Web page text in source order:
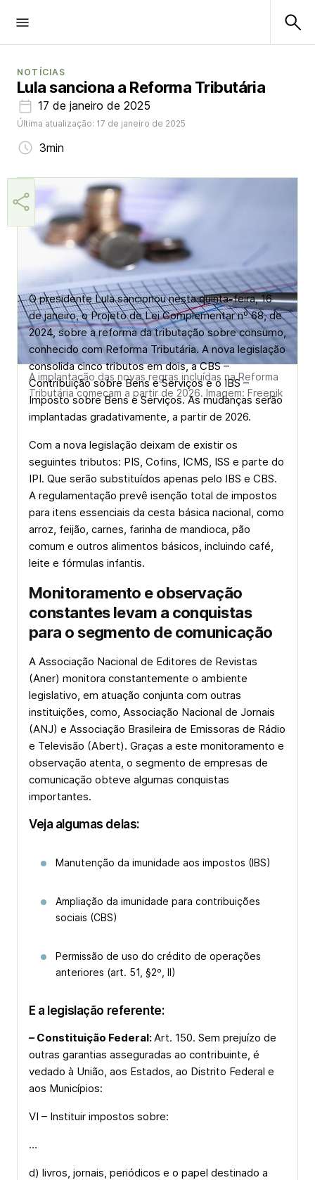
NOTÍCIAS
Lula sanciona a Reforma Tributária
17 de janeiro de 2025
Última atualização: 17 de janeiro de 2025
3min
A implantação das novas regras incluídas na Reforma
Tributária começam a partir de 2026. Imagem: Freepik
Márcia Miranda
O presidente Lula sancionou nesta quinta-feira, 16
de janeiro, o Projeto de Lei Complementar nº 68, de
2024, sobre a reforma da tributação sobre consumo,
conhecido com Reforma Tributária. A nova legislação
consolida cinco tributos em dois, a CBS –
Contribuição sobre Bens e Serviços e o IBS –
Imposto sobre Bens e Serviços. As mudanças serão
implantadas gradativamente, a partir de 2026.
Com a nova legislação deixam de existir os
seguintes tributos: PIS, Cofins, ICMS, ISS e parte do
IPI. Que serão substituídos apenas pelo IBS e CBS.
A regulamentação prevê isenção total de impostos
para itens essenciais da cesta básica nacional, como
arroz, feijão, carnes, farinha de mandioca, pão
comum e outros alimentos básicos, incluindo café,
leite e fórmulas infantis.
Monitoramento e observação
constantes levam a conquistas
para o segmento de comunicação
A Associação Nacional de Editores de Revistas
(Aner) monitora constantemente o ambiente
legislativo, em atuação conjunta com outras
instituições, como, Associação Nacional de Jornais
(ANJ) e Associação Brasileira de Emissoras de Rádio
e Televisão (Abert). Graças a este monitoramento e
observação atenta, o segmento de empresas de
comunicação obteve algumas conquistas
importantes.
Veja algumas delas:
Manutenção da imunidade aos impostos (IBS)
Ampliação da imunidade para contribuições
sociais (CBS)
Permissão de uso do crédito de operações
anteriores (art. 51, §2º, II)
E a legislação referente:
– Constituição Federal:Art. 150. Sem prejuízo de
outras garantias asseguradas ao contribuinte, é
vedado à União, aos Estados, ao Distrito Federal e
aos Municípios:
VI – Instituir impostos sobre:
…
d) livros, jornais, periódicos e o papel destinado a